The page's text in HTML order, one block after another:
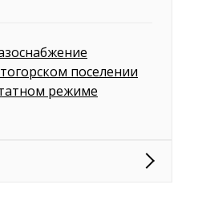
поселении
режиме